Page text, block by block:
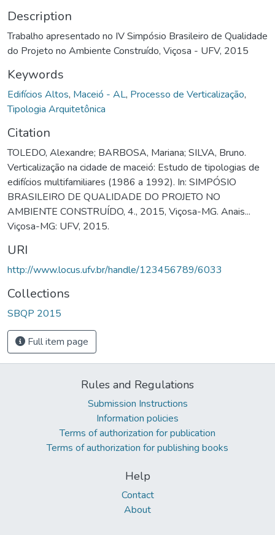
Description
Trabalho apresentado no IV Simpósio Brasileiro de Qualidade
do Projeto no Ambiente Construído, Viçosa - UFV, 2015
Keywords
Edifícios Altos, Maceió - AL, Processo de Verticalização,
Tipologia Arquitetônica
Citation
TOLEDO, Alexandre; BARBOSA, Mariana; SILVA, Bruno.
Verticalização na cidade de maceió: Estudo de tipologias de
edifícios multifamiliares (1986 a 1992). In: SIMPÓSIO
BRASILEIRO DE QUALIDADE DO PROJETO NO
AMBIENTE CONSTRUÍDO, 4., 2015, Viçosa-MG. Anais...
Viçosa-MG: UFV, 2015.
URI
http://www.locus.ufv.br/handle/123456789/6033
Collections
SBQP 2015
Full item page
Rules and Regulations
Submission Instructions
Information policies
Terms of authorization for publication
Terms of authorization for publishing books
Help
Contact
About